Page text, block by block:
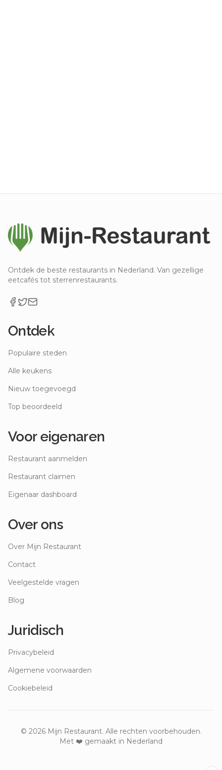
Ontdek de beste restaurants in Nederland. Van gezellige
eetcafés tot sterrenrestaurants.
Ontdek
Populaire steden
Alle keukens
Nieuw toegevoegd
Top beoordeeld
Voor eigenaren
Restaurant aanmelden
Restaurant claimen
Eigenaar dashboard
Over ons
Over Mijn Restaurant
Contact
Veelgestelde vragen
Blog
Juridisch
Privacybeleid
Algemene voorwaarden
Cookiebeleid
© 2026Mijn Restaurant. Alle rechten voorbehouden.
Met ❤️ gemaakt in Nederland